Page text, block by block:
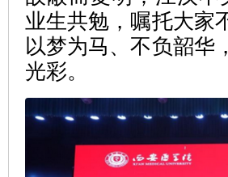
业生共勉，嘱托大家
以梦为马、不负韶华
光彩。